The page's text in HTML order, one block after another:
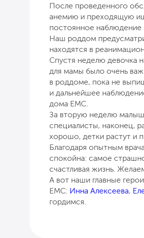
После проведенного
анемию и преходящую
постоянное
Наш роддом
находятся в
Спустя неделю девочка
для мамы было очень
в роддоме, пока не
и дальнейшее
дома ЕМС.
За вторую неделю
специалисты, наконец,
хорошо, детки растут и
Благодаря опытным
спокойна: самое
счастливая жизнь.
А вот наши главные
ЕМС: Инна Алексеева,
гордимся.